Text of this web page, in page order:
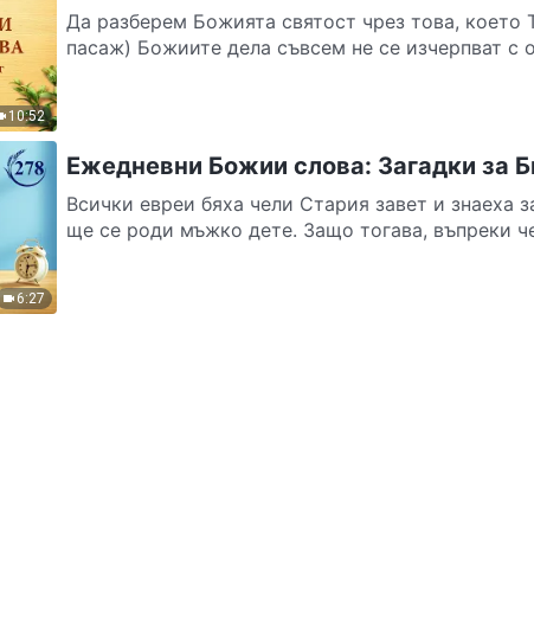
10:52
Да разберем Божията святост чрез това, което
пасаж) Божиите дела съвсем не се изчерпват с
6:27
Ежедневни Божии слова: Загадки за
Всички евреи бяха чели Стария завет и знаеха
ще се роди мъжко дете. Защо тогава, въпреки